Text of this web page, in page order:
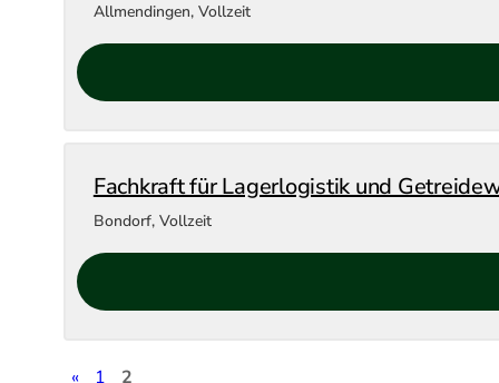
Allmendingen, Vollzeit
Fachkraft für Lagerlogistik und
Bondorf, Vollzeit
« 1 2